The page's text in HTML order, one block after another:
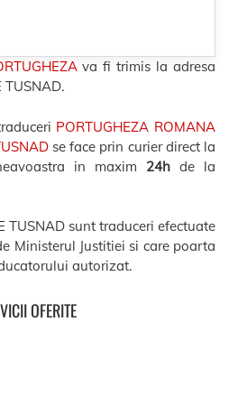
va fi trimis la adresa
PORTUGHEZA ROMANA
se face prin curier direct la
in maxim 24h de la
TUSNAD sunt traduceri efectuate
Ministerul Justitiei si care poarta
autorizat.
OFERITE